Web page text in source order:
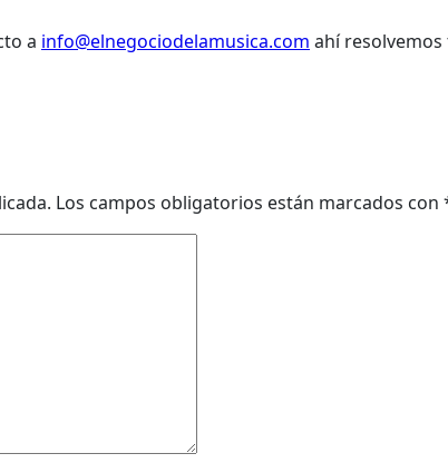
a info@elnegociodelamusica.com ahí resolvemos
Los campos obligatorios están marcados con